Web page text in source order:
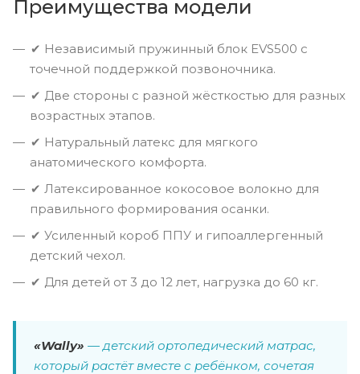
Преимущества модели
✔ Независимый пружинный блок EVS500 с
точечной поддержкой позвоночника.
✔ Две стороны с разной жёсткостью для разных
возрастных этапов.
✔ Натуральный латекс для мягкого
анатомического комфорта.
✔ Латексированное кокосовое волокно для
правильного формирования осанки.
✔ Усиленный короб ППУ и гипоаллергенный
детский чехол.
✔ Для детей от 3 до 12 лет, нагрузка до 60 кг.
«Wally» — детский ортопедический матрас,
который растёт вместе с ребёнком, сочетая